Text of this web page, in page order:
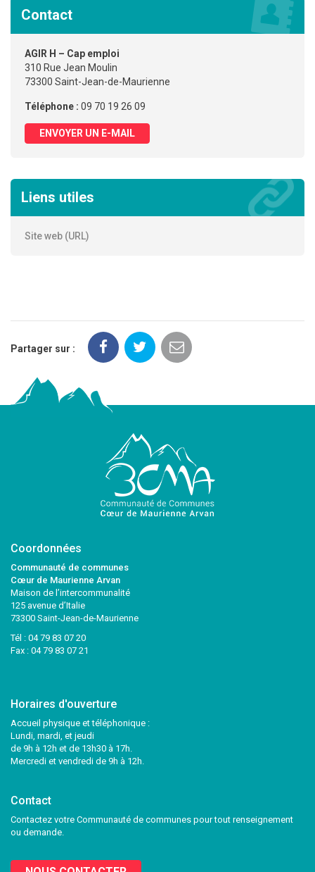
Contact
AGIR H – Cap emploi
310 Rue Jean Moulin
73300 Saint-Jean-de-Maurienne
Téléphone : 09 70 19 26 09
ENVOYER UN E-MAIL
Liens utiles
Site web (URL)
Partager sur :
Coordonnées
Communauté de communes
Cœur de Maurienne Arvan
Maison de l’intercommunalité
125 avenue d’Italie
73300 Saint-Jean-de-Maurienne
Tél : 04 79 83 07 20
Fax : 04 79 83 07 21
Horaires d'ouverture
Accueil physique et téléphonique :
Lundi, mardi, et jeudi
de 9h à 12h et de 13h30 à 17h.
Mercredi et vendredi de 9h à 12h.
Contact
Contactez votre Communauté de communes pour tout renseignement
ou demande.